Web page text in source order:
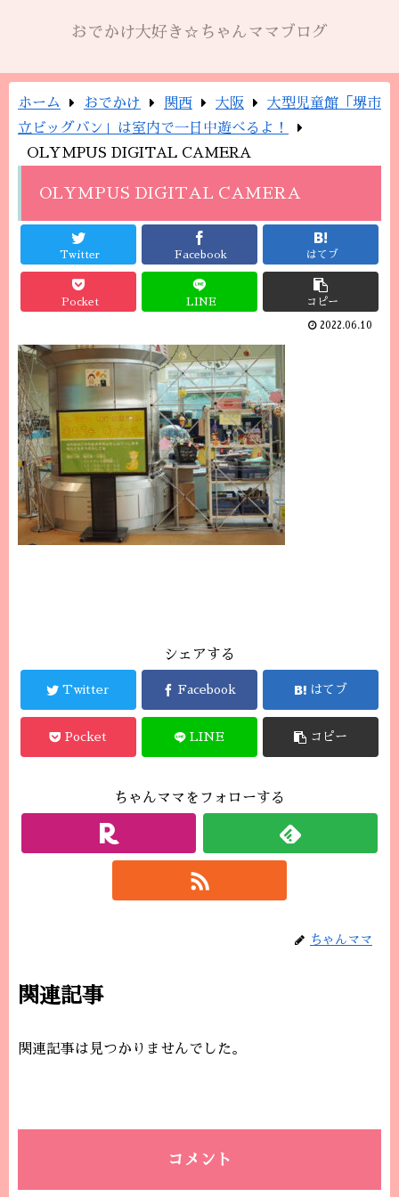
おでかけ大好き☆ちゃんママブログ
ホーム おでかけ 関西 大阪
大型児童館「堺市
立ビッグバン」は室内で一日中遊べるよ！
OLYMPUS DIGITAL CAMERA
OLYMPUS DIGITAL CAMERA
Twitter Facebook はてブ
Pocket LINE コピー
2022.06.10
シェアする
Twitter Facebook はてブ
Pocket LINE コピー
ちゃんママをフォローする
ちゃんママ
関連記事
関連記事は見つかりませんでした。
コメント